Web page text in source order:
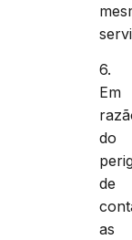
6.
Em
do
de
as